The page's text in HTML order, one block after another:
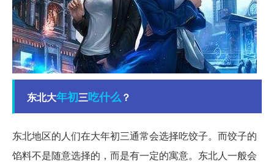
东北大年初三吃什么？
东北地区的人们在大年初三通常会选择吃饺子。而饺子的
馅料不是随意选择的，而是有一定的寓意。东北人一般会